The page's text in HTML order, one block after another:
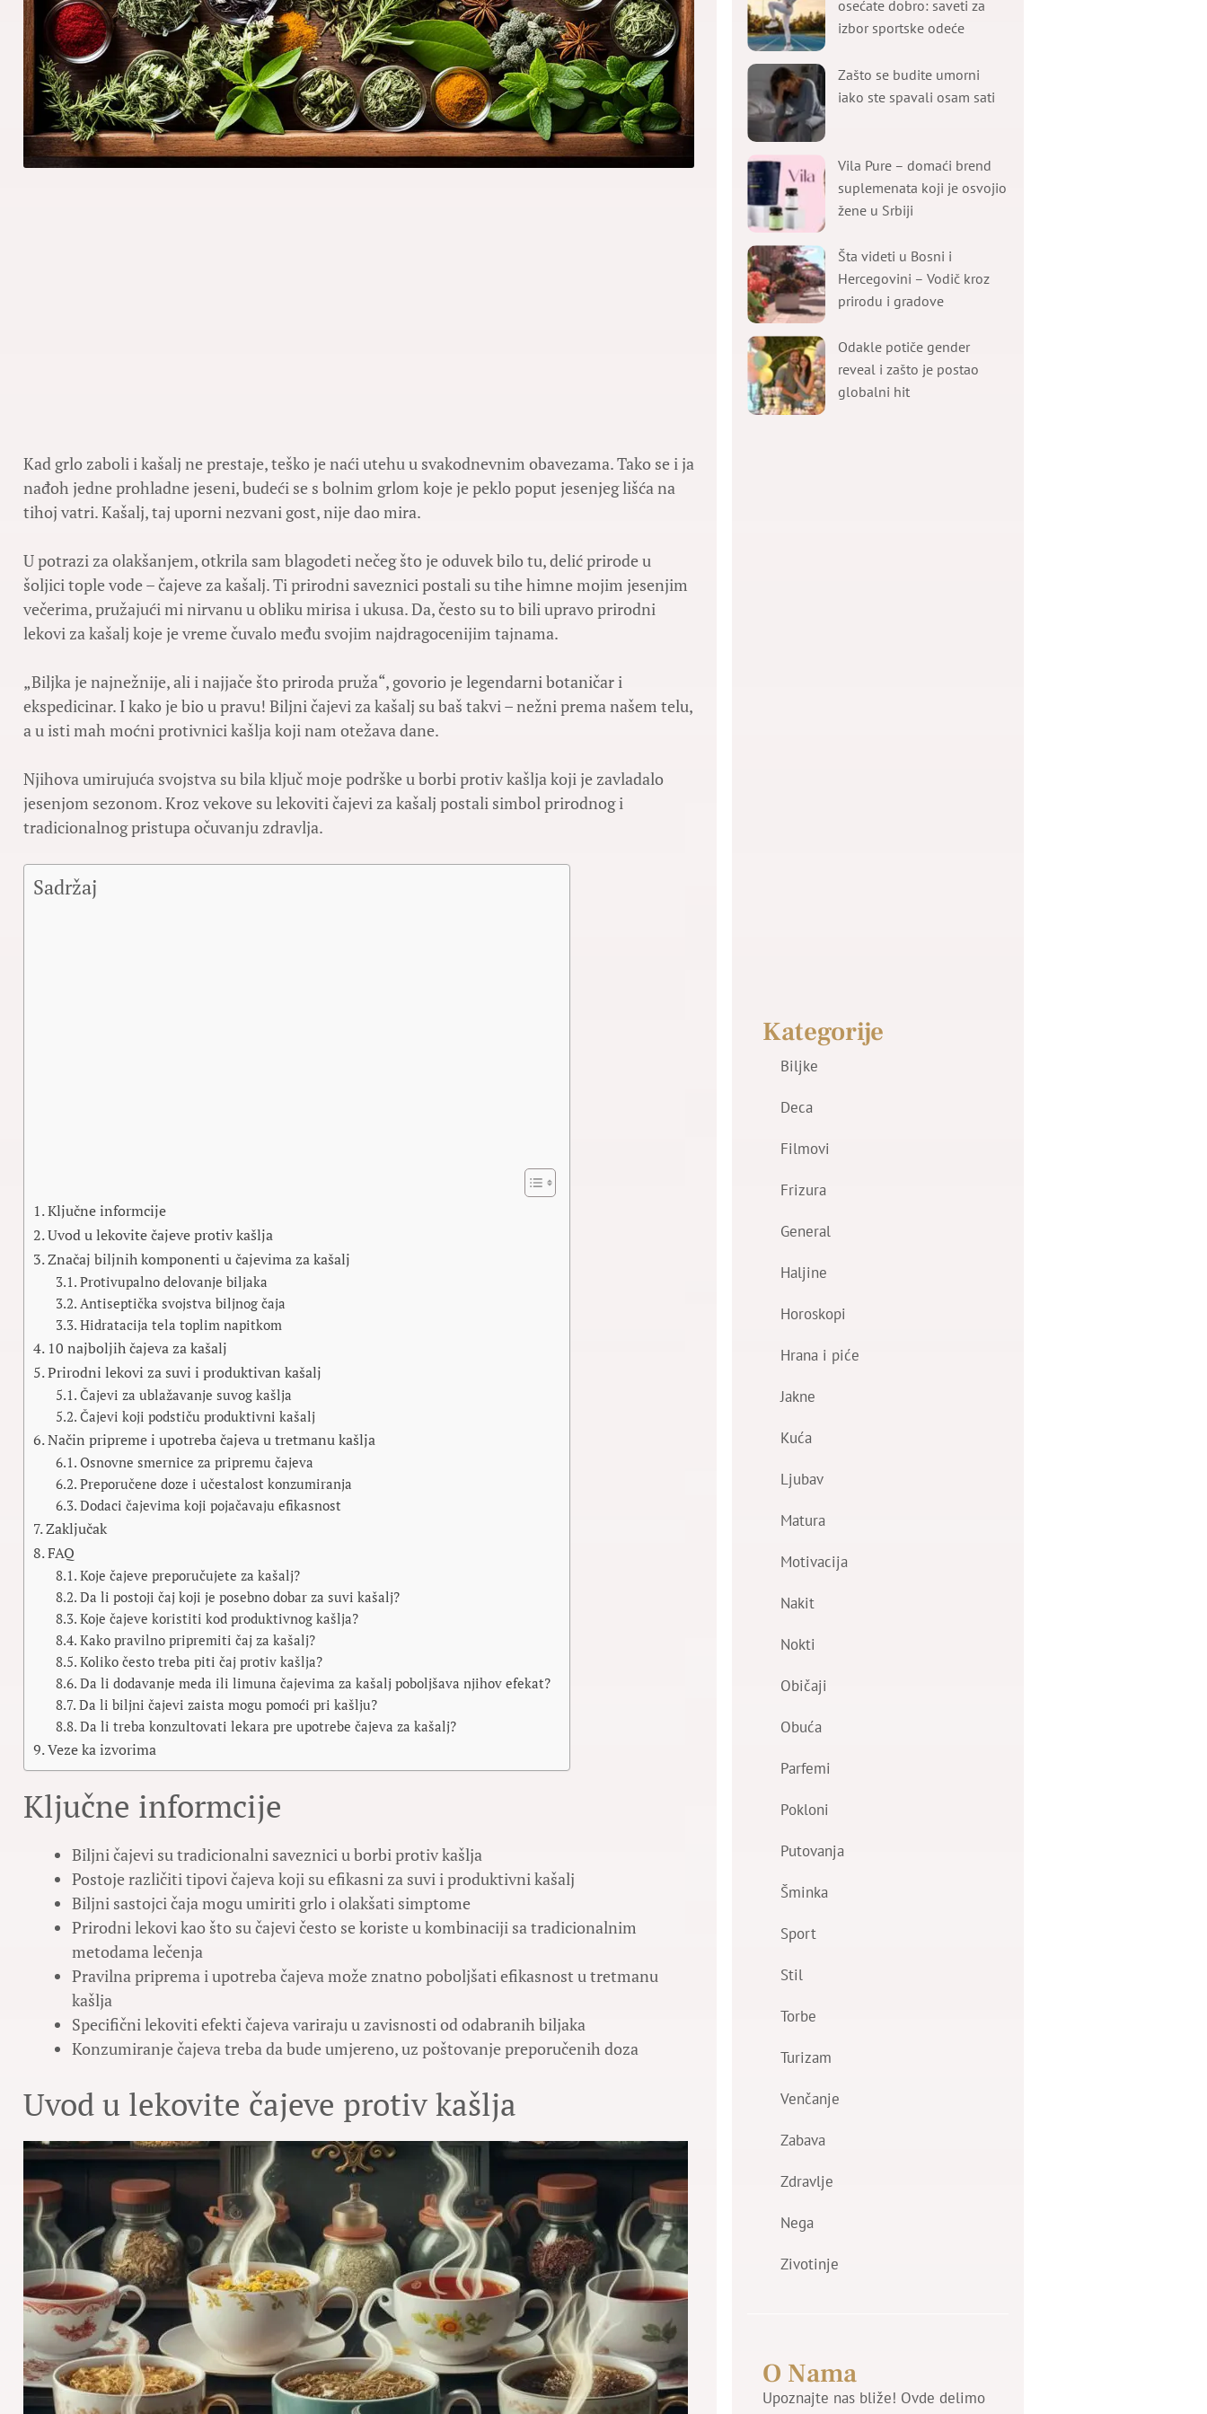
Kad grlo zaboli i kašalj ne prestaje, teško je naći utehu u svakodnevnim obavezama. Tako se i ja
nađoh jedne prohladne jeseni, budeći se s bolnim grlom koje je peklo poput jesenjeg lišća na
tihoj vatri. Kašalj, taj uporni nezvani gost, nije dao mira.
U potrazi za olakšanjem, otkrila sam blagodeti nečeg što je oduvek bilo tu, delić prirode u
šoljici tople vode – čajeve za kašalj. Ti prirodni saveznici postali su tihe himne mojim jesenjim
večerima, pružajući mi nirvanu u obliku mirisa i ukusa. Da, često su to bili upravo prirodni
lekovi za kašalj koje je vreme čuvalo među svojim najdragocenijim tajnama.
„Biljka je najnežnije, ali i najjače što priroda pruža“, govorio je legendarni botaničar i
ekspedicinar. I kako je bio u pravu! Biljni čajevi za kašalj su baš takvi – nežni prema našem telu,
a u isti mah moćni protivnici kašlja koji nam otežava dane.
Njihova umirujuća svojstva su bila ključ moje podrške u borbi protiv kašlja koji je zavladalo
jesenjom sezonom. Kroz vekove su lekoviti čajevi za kašalj postali simbol prirodnog i
tradicionalnog pristupa očuvanju zdravlja.
Sadržaj
Ključne informcije
Uvod u lekovite čajeve protiv kašlja
Značaj biljnih komponenti u čajevima za kašalj
Protivupalno delovanje biljaka
Antiseptička svojstva biljnog čaja
Hidratacija tela toplim napitkom
10 najboljih čajeva za kašalj
Prirodni lekovi za suvi i produktivan kašalj
Čajevi za ublažavanje suvog kašlja
Čajevi koji podstiču produktivni kašalj
Način pripreme i upotreba čajeva u tretmanu kašlja
Osnovne smernice za pripremu čajeva
Preporučene doze i učestalost konzumiranja
Dodaci čajevima koji pojačavaju efikasnost
Zaključak
FAQ
Koje čajeve preporučujete za kašalj?
Da li postoji čaj koji je posebno dobar za suvi kašalj?
Koje čajeve koristiti kod produktivnog kašlja?
Kako pravilno pripremiti čaj za kašalj?
Koliko često treba piti čaj protiv kašlja?
Da li dodavanje meda ili limuna čajevima za kašalj poboljšava njihov efekat?
Da li biljni čajevi zaista mogu pomoći pri kašlju?
Da li treba konzultovati lekara pre upotrebe čajeva za kašalj?
Veze ka izvorima
Ključne informcije
Biljni čajevi su tradicionalni saveznici u borbi protiv kašlja
Postoje različiti tipovi čajeva koji su efikasni za suvi i produktivni kašalj
Biljni sastojci čaja mogu umiriti grlo i olakšati simptome
Prirodni lekovi kao što su čajevi često se koriste u kombinaciji sa tradicionalnim
metodama lečenja
Pravilna priprema i upotreba čajeva može znatno poboljšati efikasnost u tretmanu
kašlja
Specifični lekoviti efekti čajeva variraju u zavisnosti od odabranih biljaka
Konzumiranje čajeva treba da bude umjereno, uz poštovanje preporučenih doza
Uvod u lekovite čajeve protiv kašlja
osećate dobro: saveti za
izbor sportske odeće
Zašto se budite umorni
iako ste spavali osam sati
Vila Pure – domaći brend
suplemenata koji je osvojio
žene u Srbiji
Šta videti u Bosni i
Hercegovini – Vodič kroz
prirodu i gradove
Odakle potiče gender
reveal i zašto je postao
globalni hit
Kategorije
Biljke
Deca
Filmovi
Frizura
General
Haljine
Horoskopi
Hrana i piće
Jakne
Kuća
Ljubav
Matura
Motivacija
Nakit
Nokti
Običaji
Obuća
Parfemi
Pokloni
Putovanja
Šminka
Sport
Stil
Torbe
Turizam
Venčanje
Zabava
Zdravlje
Nega
Zivotinje
O Nama
Upoznajte nas bliže! Ovde delimo